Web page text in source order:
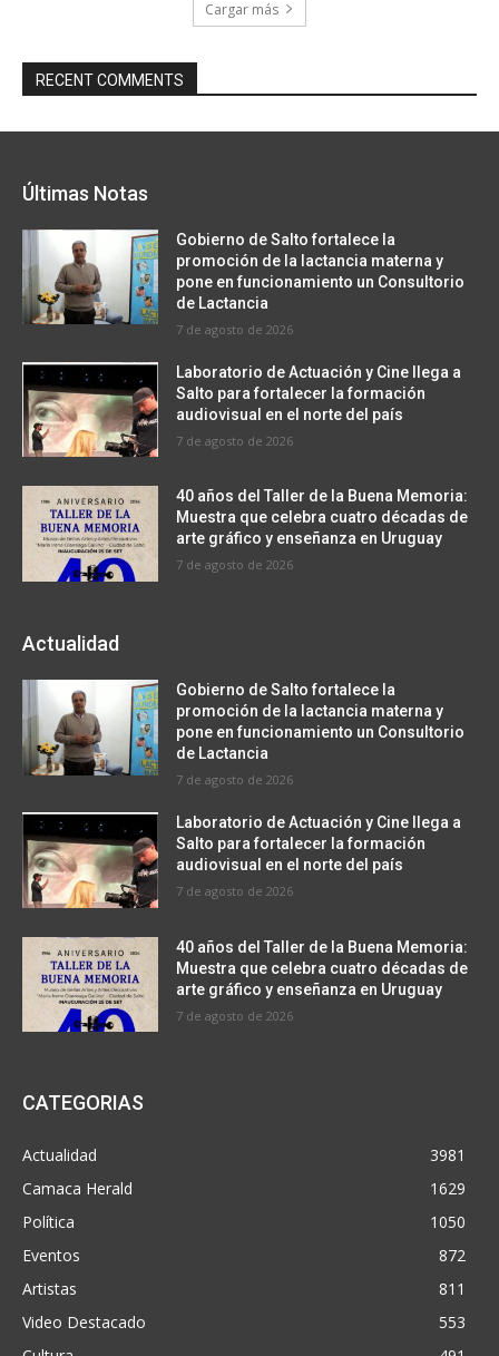
Cargar más
RECENT COMMENTS
Últimas Notas
Gobierno de Salto fortalece la
promoción de la lactancia materna y
pone en funcionamiento un Consultorio
de Lactancia
7 de agosto de 2026
Laboratorio de Actuación y Cine llega a
Salto para fortalecer la formación
audiovisual en el norte del país
7 de agosto de 2026
40 años del Taller de la Buena Memoria:
Muestra que celebra cuatro décadas de
arte gráfico y enseñanza en Uruguay
7 de agosto de 2026
Actualidad
Gobierno de Salto fortalece la
promoción de la lactancia materna y
pone en funcionamiento un Consultorio
de Lactancia
7 de agosto de 2026
Laboratorio de Actuación y Cine llega a
Salto para fortalecer la formación
audiovisual en el norte del país
7 de agosto de 2026
40 años del Taller de la Buena Memoria:
Muestra que celebra cuatro décadas de
arte gráfico y enseñanza en Uruguay
7 de agosto de 2026
CATEGORIAS
Actualidad
3981
Camaca Herald
1629
Política
1050
Eventos
872
Artistas
811
Video Destacado
553